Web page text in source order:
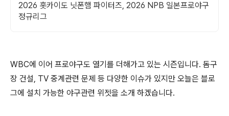
2026 홋카이도 닛폰햄 파이터즈, 2026 NPB 일본프로야구
정규리그
WBC에 이어 프로야구도 열기를 더해가고 있는 시즌입니다. 돔구
장 건설, TV 중계관련 문제 등 다양한 이슈가 있지만 오늘은 블로
그에 설치 가능한 야구관련 위젯을 소개 하겠습니다.